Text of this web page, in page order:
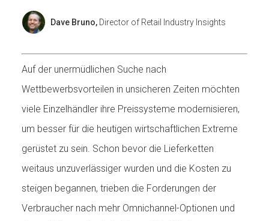
Dave Bruno, Director of Retail Industry Insights
Auf der unermüdlichen Suche nach
Wettbewerbsvorteilen in unsicheren Zeiten möchten
viele Einzelhändler ihre Preissysteme modernisieren,
um besser für die heutigen wirtschaftlichen Extreme
gerüstet zu sein. Schon bevor die Lieferketten
weitaus unzuverlässiger wurden und die Kosten zu
steigen begannen, trieben die Forderungen der
Verbraucher nach mehr Omnichannel-Optionen und